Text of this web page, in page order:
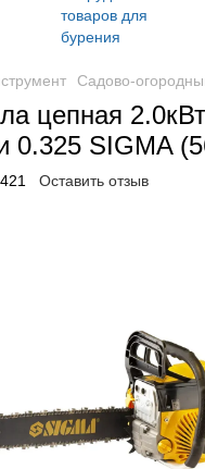
Садово-
цепная
0.325 SIGMA
Оставить отзыв